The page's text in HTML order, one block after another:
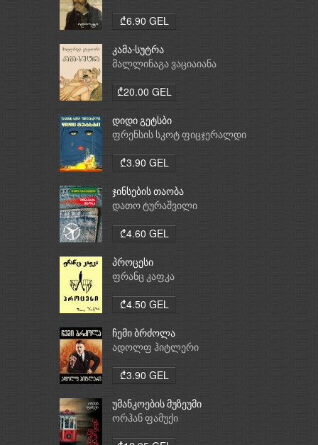
₾6.90 GEL
კამა-სუტრა
მალლინაგა ვაციაიანა
₾20.00 GEL
დიდი გეტსბი
ფრენსის სკოტ ფიცჯერალდი
₾3.90 GEL
ჯინსების თაობა
დათო ტურაშვილი
₾4.60 GEL
პროცესი
ფრანც კაფკა
₾4.50 GEL
ჩემი ბრძოლა
ადოლფ ჰიტლერი
₾3.90 GEL
უმანკოების მუზეუმი
ორჰან ფამუქი